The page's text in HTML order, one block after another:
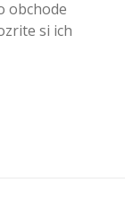
obchode
si ich